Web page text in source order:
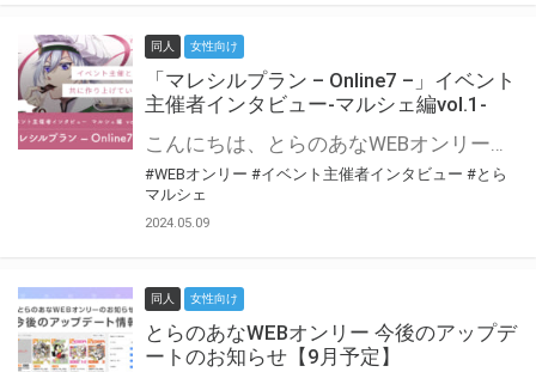
同人 女性向け
「マレシルプラン – Online7 –」イベント
主催者インタビュー-マルシェ編vol.1-
こんにちは、とらのあなWEBオンリー運営スタッフです。 新たにお届けする、イベント主催者インタビュー-マルシェ編-は、 とらのあなWEBオンリー「マルシェ」をご利用した主催様に 「マルシェ」を使って開催した感想や心がけをお聞きする企画です。 今回は、WEBオンリー開催7回目迎えた「マレシルプラン – Online7 –」より、 主催の玉川うた様にお話を伺いました。 ▼マレシルプランのインタビュー前回記事 「イベント主催者インタビュー vol.6」はこちら 協力：玉川うた様（マレシルプラン実行委員会 代表）／イベント公式Twitter（@mallesil_plan） とらのあなWEBオンリー「マルシェ」とは？ WEBオンリーでリアルタイムでコミュニケーションがとれるオンライン会場です。
#WEBオンリー #イベント主催者インタビュー #とら
マルシェ
2024.05.09
同人 女性向け
とらのあなWEBオンリー 今後のアップデ
ートのお知らせ【9月予定】